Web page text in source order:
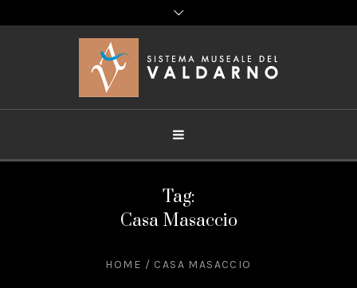
Tag:
Casa Masaccio
HOME / CASA MASACCIO